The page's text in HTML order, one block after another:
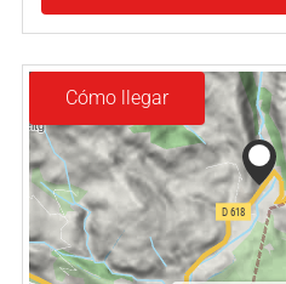
Cómo llegar